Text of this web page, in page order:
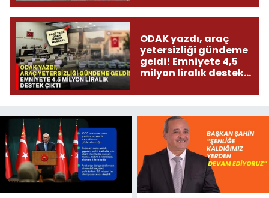
ODAK yazdı, araç
yetersizliği gündeme
geldi! Emniyete 4,5
milyon liralık destek